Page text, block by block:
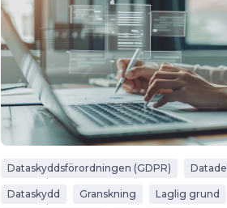
Dataskyddsförordningen (GDPR)
Dataskydd Granskning Laglig grund